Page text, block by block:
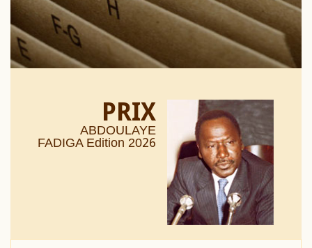
PRIX
ABDOULAYE
FADIGA Edition 2026